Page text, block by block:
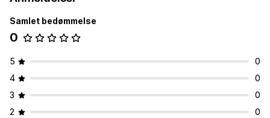
Samlet bedømmelse
0
5
0
4
0
3
0
2
0